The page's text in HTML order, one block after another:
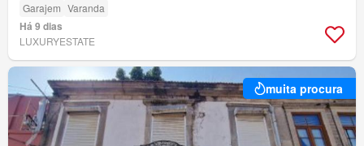
Garajem Varanda
Há 9 dias
LUXURYESTATE
muita procura